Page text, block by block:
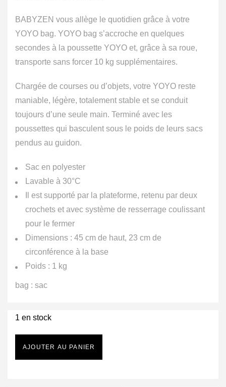
BABYZEN vous allège le quotidien grâce à votre
YOYO bag. YOYO bag s’accroche en quelques
secondes à la poussette YOYO et, grâce à sa roue,
transporte sans forcer 10 kg supplémentaires.
Chargée de courses ou d’objets, votre YOYO reste
maniable, légère, totalement stable et se conduit
toujours d’une seule main. Terminé avec les
poussettes qui basculent sous le poids de leurs sacs
pendus au guidon.
Sac en polyester
Lavable à 30°C
Il est supporté par la plateforme, retenu par deux
crochets et avec système de resserrage coulissant
pour le fermer
Dimensions : 45 cm de haut, 23 cm de
circonférence à la base
Poids : 1 kg
bag : sac
1 en stock
AJOUTER AU PANIER